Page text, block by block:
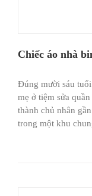
Chiếc áo nhà
Ðúng mười sáu
mẹ ở tiệm sửa
thành chủ nhân
trong một khu